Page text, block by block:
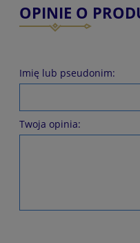
OPINIE O
Imię lub pseudonim:
Twoja opinia: